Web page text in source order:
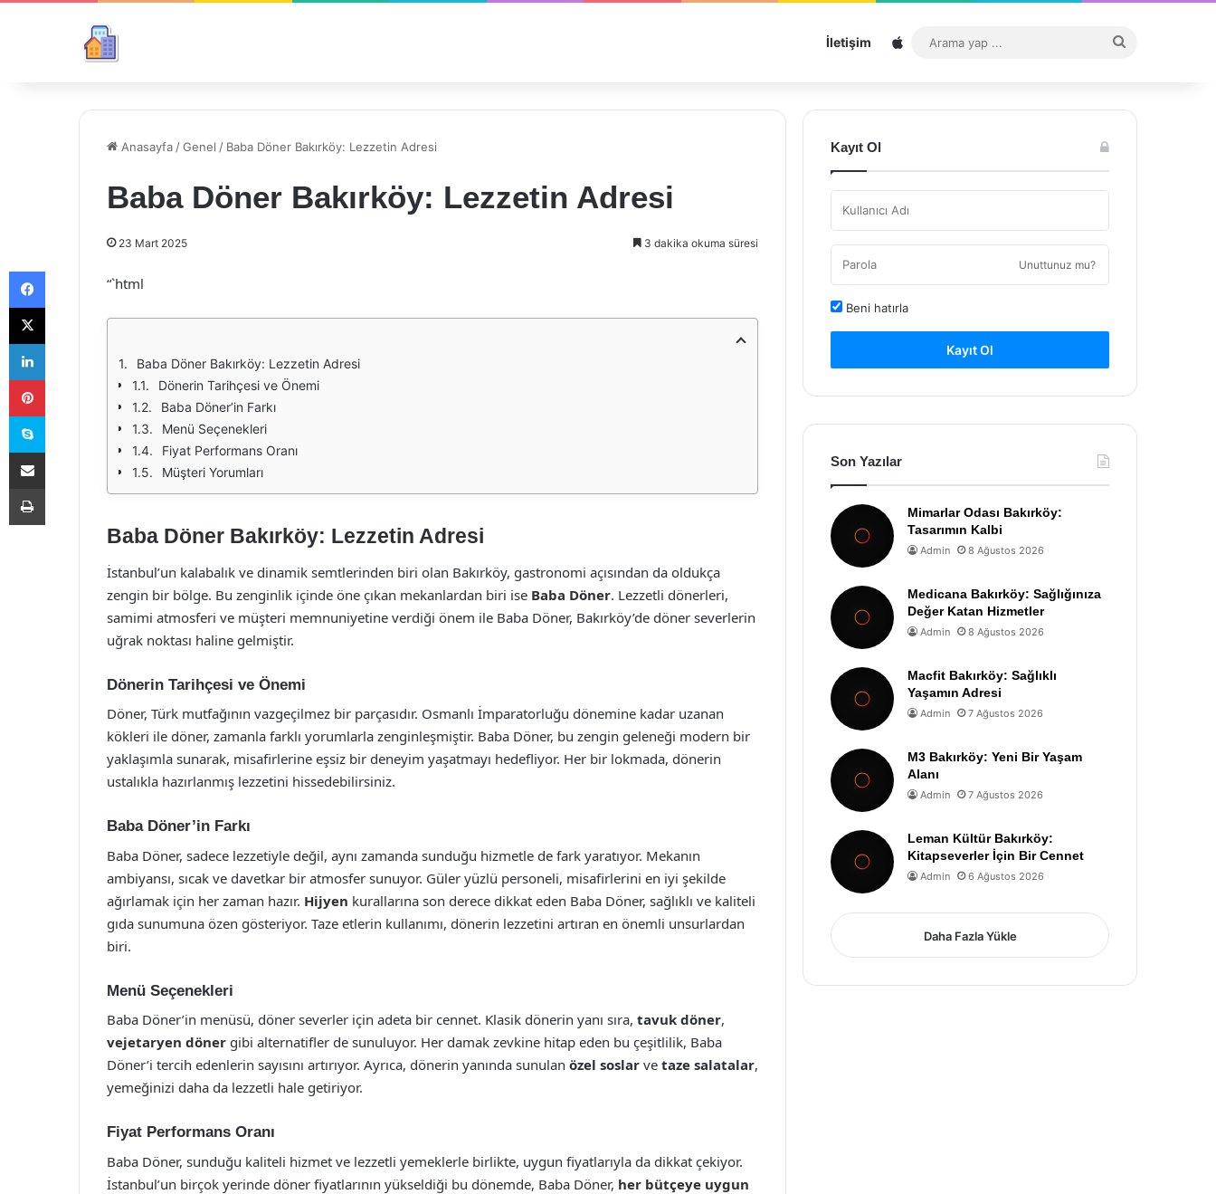
İletişim Sitemap
...
Anasayfa /Genel / Baba Döner Bakırköy: Lezzetin Adresi
Baba Döner Bakırköy: Lezzetin Adresi
23 Mart 2025 3 dakika okuma süresi
“`html
Baba Döner Bakırköy: Lezzetin Adresi
Dönerin Tarihçesi ve Önemi
Baba Döner’in Farkı
Menü Seçenekleri
Fiyat Performans Oranı
Müşteri Yorumları
Baba Döner Bakırköy: Lezzetin Adresi
İstanbul’un kalabalık ve dinamik semtlerinden biri olan Bakırköy, gastronomi açısından da oldukça
zengin bir bölge. Bu zenginlik içinde öne çıkan mekanlardan biri ise Baba Döner. Lezzetli dönerleri,
samimi atmosferi ve müşteri memnuniyetine verdiği önem ile Baba Döner, Bakırköy’de döner severlerin
uğrak noktası haline gelmiştir.
Dönerin Tarihçesi ve Önemi
Döner, Türk mutfağının vazgeçilmez bir parçasıdır. Osmanlı İmparatorluğu dönemine kadar uzanan
kökleri ile döner, zamanla farklı yorumlarla zenginleşmiştir. Baba Döner, bu zengin geleneği modern bir
yaklaşımla sunarak, misafirlerine eşsiz bir deneyim yaşatmayı hedefliyor. Her bir lokmada, dönerin
ustalıkla hazırlanmış lezzetini hissedebilirsiniz.
Baba Döner’in Farkı
Baba Döner, sadece lezzetiyle değil, aynı zamanda sunduğu hizmetle de fark yaratıyor. Mekanın
ambiyansı, sıcak ve davetkar bir atmosfer sunuyor. Güler yüzlü personeli, misafirlerini en iyi şekilde
ağırlamak için her zaman hazır. Hijyen kurallarına son derece dikkat eden Baba Döner, sağlıklı ve kaliteli
gıda sunumuna özen gösteriyor. Taze etlerin kullanımı, dönerin lezzetini artıran en önemli unsurlardan
biri.
Menü Seçenekleri
Baba Döner’in menüsü, döner severler için adeta bir cennet. Klasik dönerin yanı sıra, tavuk döner,
vejetaryen döner gibi alternatifler de sunuluyor. Her damak zevkine hitap eden bu çeşitlilik, Baba
Döner’i tercih edenlerin sayısını artırıyor. Ayrıca, dönerin yanında sunulan özel soslar ve taze salatalar,
yemeğinizi daha da lezzetli hale getiriyor.
Fiyat Performans Oranı
Baba Döner, sunduğu kaliteli hizmet ve lezzetli yemeklerle birlikte, uygun fiyatlarıyla da dikkat çekiyor.
İstanbul’un birçok yerinde döner fiyatlarının yükseldiği bu dönemde, Baba Döner, her bütçeye uygun
Kayıt Ol
Unuttunuz mu?
Beni hatırla
Kayıt Ol
Son Yazılar
Mimarlar Odası Bakırköy:
Tasarımın Kalbi
Admin 8 Ağustos 2026
Medicana Bakırköy: Sağlığınıza
Değer Katan Hizmetler
Admin 8 Ağustos 2026
Macfit Bakırköy: Sağlıklı
Yaşamın Adresi
Admin 7 Ağustos 2026
M3 Bakırköy: Yeni Bir Yaşam
Alanı
Admin 7 Ağustos 2026
Leman Kültür Bakırköy:
Kitapseverler İçin Bir Cennet
Admin 6 Ağustos 2026
Daha Fazla Yükle
Facebook
X
LinkedIn
Pinterest
Skype
E-Posta ile paylaş